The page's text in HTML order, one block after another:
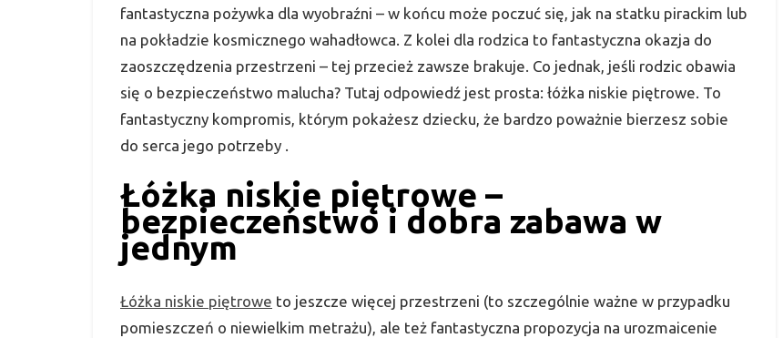
fantastyczna pożywka dla wyobraźni – w końcu może poczuć się, jak na statku pirackim lub
na pokładzie kosmicznego wahadłowca. Z kolei dla rodzica to fantastyczna okazja do
zaoszczędzenia przestrzeni – tej przecież zawsze brakuje. Co jednak, jeśli rodzic obawia
się o bezpieczeństwo malucha? Tutaj odpowiedź jest prosta: łóżka niskie piętrowe. To
fantastyczny kompromis, którym pokażesz dziecku, że bardzo poważnie bierzesz sobie
do serca jego potrzeby .
Łóżka niskie piętrowe –
bezpieczeństwo i dobra zabawa w
jednym
Łóżka niskie piętrowe to jeszcze więcej przestrzeni (to szczególnie ważne w przypadku
pomieszczeń o niewielkim metrażu), ale też fantastyczna propozycja na urozmaicenie